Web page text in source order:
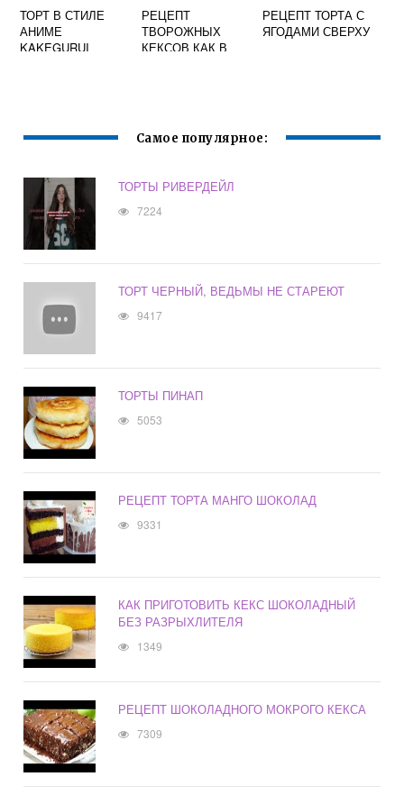
ТОРТ В СТИЛЕ
АНИМЕ
KAKEGURUI
РЕЦЕПТ
ТВОРОЖНЫХ
КЕКСОВ КАК В
РЕЦЕПТ ТОРТА С
ЯГОДАМИ СВЕРХУ
Самое популярное:
ТОРТЫ РИВЕРДЕЙЛ
7224
ТОРТ ЧЕРНЫЙ, ВЕДЬМЫ НЕ СТАРЕЮТ
9417
ТОРТЫ ПИНАП
5053
РЕЦЕПТ ТОРТА МАНГО ШОКОЛАД
9331
КАК ПРИГОТОВИТЬ КЕКС ШОКОЛАДНЫЙ
БЕЗ РАЗРЫХЛИТЕЛЯ
1349
РЕЦЕПТ ШОКОЛАДНОГО МОКРОГО КЕКСА
7309